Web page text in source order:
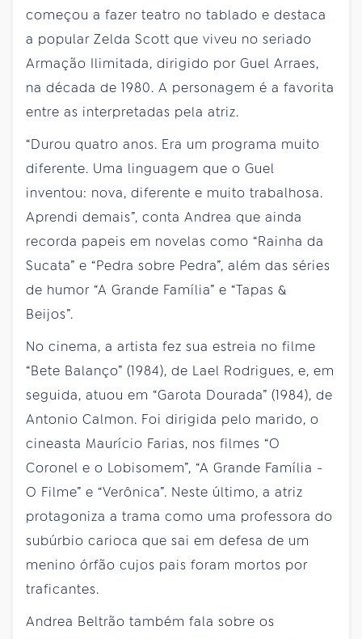
começou a fazer teatro no tablado e destaca
a popular Zelda Scott que viveu no seriado
Armação Ilimitada, dirigido por Guel Arraes,
na década de 1980. A personagem é a favorita
entre as interpretadas pela atriz.
“Durou quatro anos. Era um programa muito
diferente. Uma linguagem que o Guel
inventou: nova, diferente e muito trabalhosa.
Aprendi demais”, conta Andrea que ainda
recorda papeis em novelas como “Rainha da
Sucata” e “Pedra sobre Pedra”, além das séries
de humor “A Grande Família” e “Tapas &
Beijos”.
No cinema, a artista fez sua estreia no filme
“Bete Balanço” (1984), de Lael Rodrigues, e, em
seguida, atuou em “Garota Dourada” (1984), de
Antonio Calmon. Foi dirigida pelo marido, o
cineasta Maurício Farias, nos filmes “O
Coronel e o Lobisomem”, “A Grande Família -
O Filme” e “Verônica”. Neste último, a atriz
protagoniza a trama como uma professora do
subúrbio carioca que sai em defesa de um
menino órfão cujos pais foram mortos por
traficantes.
Andrea Beltrão também fala sobre os